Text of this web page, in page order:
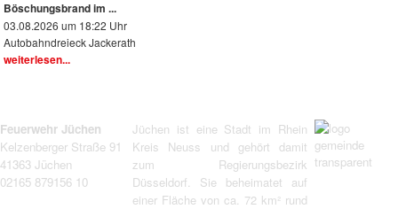
Böschungsbrand im ...
03.08.2026 um 18:22 Uhr
Autobahndreieck Jackerath
weiterlesen...
Feuerwehr Jüchen
Kelzenberger Straße 91
41363 Jüchen
02165 879156 10
Jüchen ist eine Stadt im Rhein
Kreis Neuss und gehört damit
zum Regierungsbezirk
Düsseldorf. Sie beheimatet auf
einer Fläche von ca. 72 km² rund